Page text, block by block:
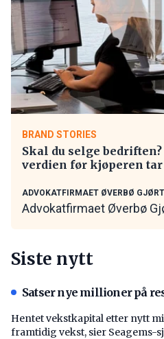
BRAND STORIES
Skal du selge
verdien før kjøperen
ADVOKATFIRMAET ØVERBØ
Advokatfirmaet Øverbø
Siste nytt
Satser nye millioner på
Hentet vekstkapital etter nytt
framtidig vekst, sier Seagems-